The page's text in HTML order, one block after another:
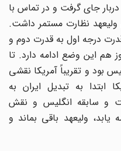
جای گرفت و در تماس با
نظارت مستمر داشت.
درجه اول به قدرت دوم و
هم این وضع ادامه دارد. تا
بود و تقریباً آمریکا نقشی
به تبدیل ایران به
و سابقه انگلیس و نقش
ولیعهد باقی بماند و